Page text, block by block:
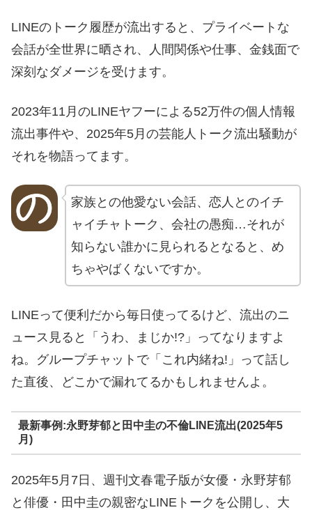
LINEのトーク履歴が流出すると、プライベートな
会話が全世界に晒され、人間関係や仕事、金銭面で
深刻なダメージを受けます。
2023年11月のLINEヤフーによる52万件の個人情報
流出事件や、2025年5月の芸能人トーク流出騒動が
それを物語ってます。
家族との他愛ない会話、恋人とのイチ
ャイチャトーク、会社の愚痴…それが
知らない誰かに見られるとなると、め
ちゃやばくないですか。
LINEって便利だから毎日使ってるけど、流出のニ
ュース見ると「うわ、まじか!?」ってなりますよ
ね。グループチャットで「これ内緒ね!」って話し
た直後、どこかで漏れてるかもしれませんよ。
最新事例:永野芽郁と田中圭の不倫LINE流出(2025年5
月)
2025年5月7日、週刊文春電子版が女優・永野芽郁
と俳優・田中圭の親密なLINEトークを公開し、大